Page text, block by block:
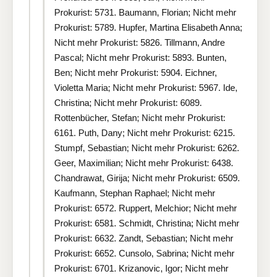
Prokurist: 5731. Baumann, Florian; Nicht mehr
Prokurist: 5789. Hupfer, Martina Elisabeth Anna;
Nicht mehr Prokurist: 5826. Tillmann, Andre
Pascal; Nicht mehr Prokurist: 5893. Bunten,
Ben; Nicht mehr Prokurist: 5904. Eichner,
Violetta Maria; Nicht mehr Prokurist: 5967. Ide,
Christina; Nicht mehr Prokurist: 6089.
Rottenbücher, Stefan; Nicht mehr Prokurist:
6161. Puth, Dany; Nicht mehr Prokurist: 6215.
Stumpf, Sebastian; Nicht mehr Prokurist: 6262.
Geer, Maximilian; Nicht mehr Prokurist: 6438.
Chandrawat, Girija; Nicht mehr Prokurist: 6509.
Kaufmann, Stephan Raphael; Nicht mehr
Prokurist: 6572. Ruppert, Melchior; Nicht mehr
Prokurist: 6581. Schmidt, Christina; Nicht mehr
Prokurist: 6632. Zandt, Sebastian; Nicht mehr
Prokurist: 6652. Cunsolo, Sabrina; Nicht mehr
Prokurist: 6701. Krizanovic, Igor; Nicht mehr